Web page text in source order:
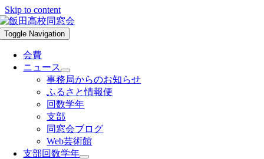
Skip to content
Toggle Navigation
会費
ニュース
事務局からのお知らせ
ふるさと情報便
回数学年
支部
同窓会ブログ
Web芸術館
支部回数学年